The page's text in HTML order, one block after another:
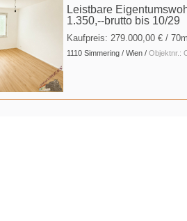
Leistbare
1.350,--brutto bis 10/29
Kaufpreis: 279.000,00 € /
1110 Simmering / Wien / Objektnr.: